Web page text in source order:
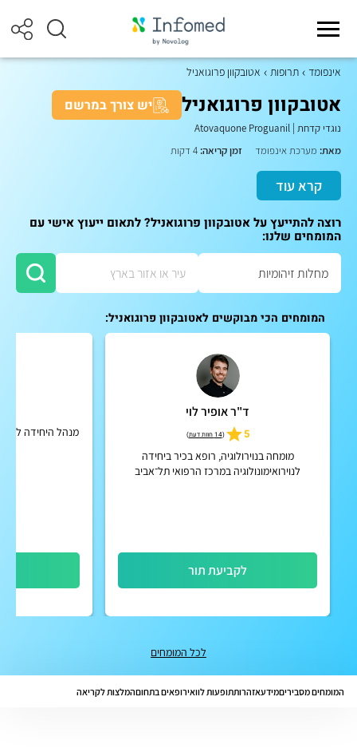
אינפומד תרופות אטובקוון פרוגואניל
אטובקוון פרוגואניל יש צורך במרשם
נוגדי קדחת Atovaquone Proguanil
מאת: מערכת אינפומד זמן קריאה:
קרא עוד
רוצה להתייעץ על אטובקוון פרוגואניל? לתאום ייעוץ אישי עם
המומחים שלנו:
המומחים הכי מבוקשים לאטובקוון פרוגואניל:
ד"ר אופיר לוי
5
(14 חוות דעת )
מומחה בנוירולוגיה, רופא בכיר ביחידה
לנוירואימונולוגיה במרכז הרפואי תל־אביב
לקביעת תור
מנהל היחידה
לכל המומחים
המומחים מסביריםמידעאזהרותתופעות לוואירופאים בתחוםהמלצות לקריאה